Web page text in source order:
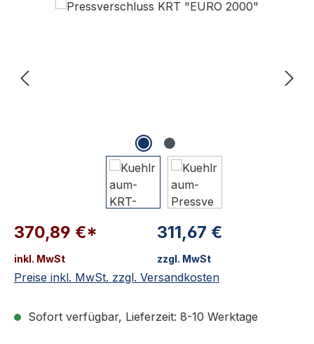
370,89 €*
inkl. MwSt
311,67 €
zzgl. MwSt
Preise inkl. MwSt. zzgl. Versandkosten
Sofort verfügbar, Lieferzeit: 8-10 Werktage